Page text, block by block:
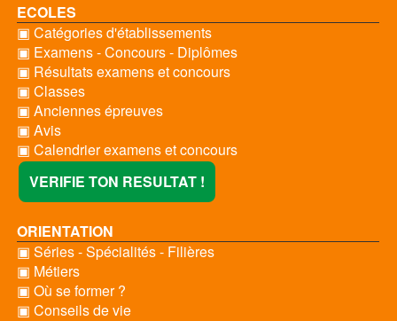
ECOLES
▣ Catégories d'établissements
▣ Examens - Concours - Diplômes
▣ Résultats examens et concours
▣ Classes
▣ Anciennes épreuves
▣ Avis
▣ Calendrier examens et concours
VERIFIE TON RESULTAT !
ORIENTATION
▣ Séries - Spécialités - Filières
▣ Métiers
▣ Où se former ?
▣ Conseils de vie